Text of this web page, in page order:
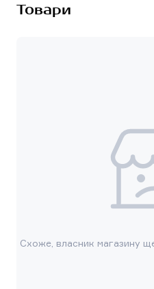
Товари
Схоже, власник магазину